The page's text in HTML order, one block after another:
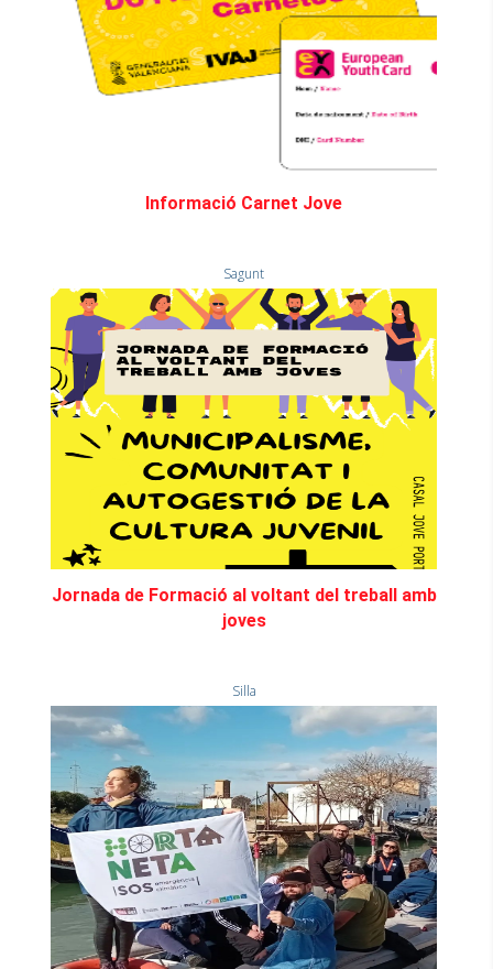
Informació Carnet Jove
Sagunt
Jornada de Formació al voltant del treball amb
joves
Silla